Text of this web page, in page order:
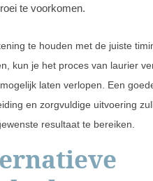
te voorkomen.
te houden met de juiste
kun je het proces van laurier
laten verlopen. Een
en zorgvuldige uitvoering
resultaat te bereiken.